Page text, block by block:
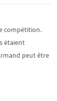
compétition.
étaient
peut être